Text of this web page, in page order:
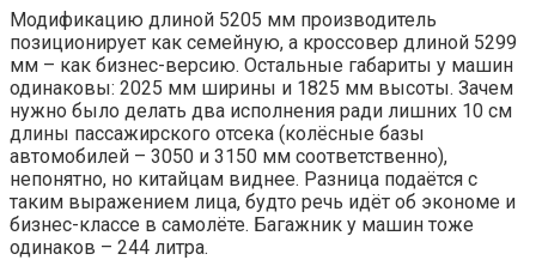
Модификацию длиной 5205 мм производитель
позиционирует как семейную, а кроссовер длиной 5299
мм – как бизнес-версию. Остальные габариты у машин
одинаковы: 2025 мм ширины и 1825 мм высоты. Зачем
нужно было делать два исполнения ради лишних 10 см
длины пассажирского отсека (колёсные базы
автомобилей – 3050 и 3150 мм соответственно),
непонятно, но китайцам виднее. Разница подаётся с
таким выражением лица, будто речь идёт об экономе и
бизнес-классе в самолёте. Багажник у машин тоже
одинаков – 244 литра.